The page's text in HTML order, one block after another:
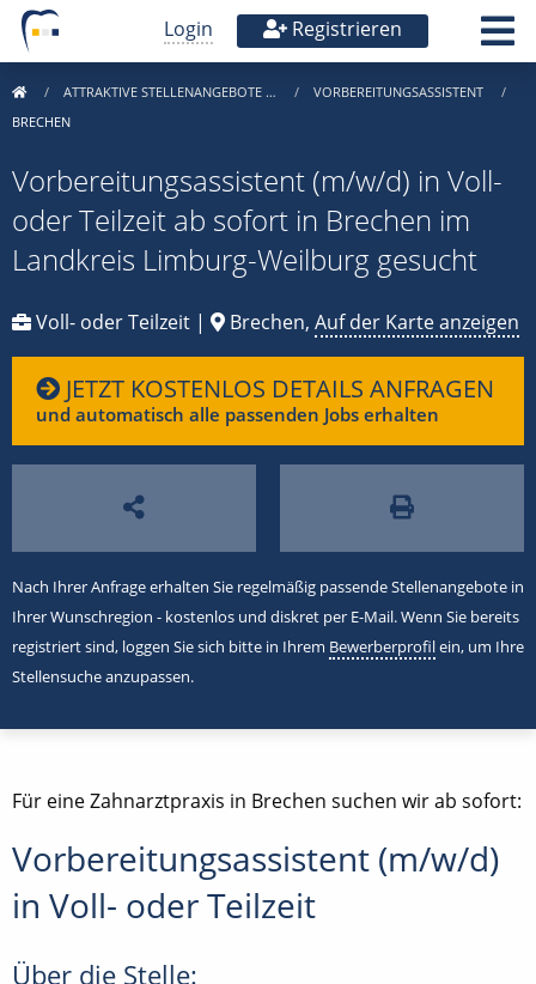
Login Registrieren
ATTRAKTIVE STELLENANGEBOTE …
VORBEREITUNGSASSISTENT
BRECHEN
Vorbereitungsassistent (m/w/d) in Voll-
oder Teilzeit ab sofort in Brechen im
Landkreis Limburg-Weilburg gesucht
Voll- oder Teilzeit | Brechen, Auf der Karte anzeigen
JETZT KOSTENLOS DETAILS ANFRAGEN
und automatisch alle passenden Jobs erhalten
Nach Ihrer Anfrage erhalten Sie regelmäßig passende Stellenangebote in
Ihrer Wunschregion - kostenlos und diskret per E-Mail. Wenn Sie bereits
registriert sind, loggen Sie sich bitte in Ihrem Bewerberprofilein, um Ihre
Stellensuche anzupassen.
Für eine Zahnarztpraxis in Brechen suchen wir ab sofort:
Vorbereitungsassistent (m/w/d)
in Voll- oder Teilzeit
Über die Stelle: